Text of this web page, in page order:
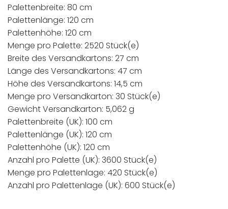
Palettenbreite: 80 cm
Palettenlänge: 120 cm
Palettenhöhe: 120 cm
Menge pro Palette: 2520 Stück(e)
Breite des Versandkartons: 27 cm
Länge des Versandkartons: 47 cm
Höhe des Versandkartons: 14,5 cm
Menge pro Versandkarton: 30 Stück(e)
Gewicht Versandkarton: 5,062 g
Palettenbreite (UK): 100 cm
Palettenlänge (UK): 120 cm
Palettenhöhe (UK): 120 cm
Anzahl pro Palette (UK): 3600 Stück(e)
Menge pro Palettenlage: 420 Stück(e)
Anzahl pro Palettenlage (UK): 600 Stück(e)